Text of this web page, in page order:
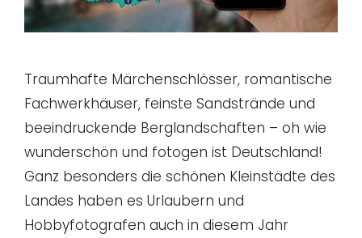
Traumhafte Märchenschlösser, romantische
Fachwerkhäuser, feinste Sandstrände und
beeindruckende Berglandschaften – oh wie
wunderschön und fotogen ist Deutschland!
Ganz besonders die schönen Kleinstädte des
Landes haben es Urlaubern und
Hobbyfotografen auch in diesem Jahr